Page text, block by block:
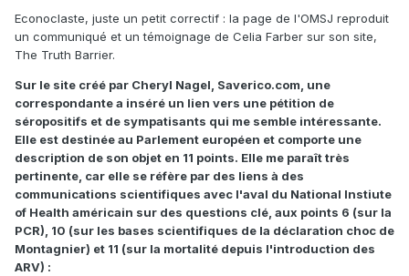
Econoclaste, juste un petit correctif : la page de l'OMSJ reproduit
un communiqué et un témoignage de Celia Farber sur son site,
The Truth Barrier.
Sur le site créé par Cheryl Nagel, Saverico.com, une
correspondante a inséré un lien vers une pétition de
séropositifs et de sympatisants qui me semble intéressante.
Elle est destinée au Parlement européen et comporte une
description de son objet en 11 points. Elle me paraît très
pertinente, car elle se réfère par des liens à des
communications scientifiques avec l'aval du National Instiute
of Health américain sur des questions clé, aux points 6 (sur la
PCR), 10 (sur les bases scientifiques de la déclaration choc de
Montagnier) et 11 (sur la mortalité depuis l'introduction des
ARV) :